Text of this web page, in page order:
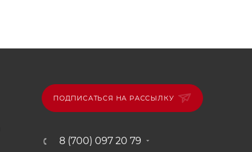
ПОДПИСАТЬСЯ НА РАССЫЛКУ
8 (700) 097 20 79